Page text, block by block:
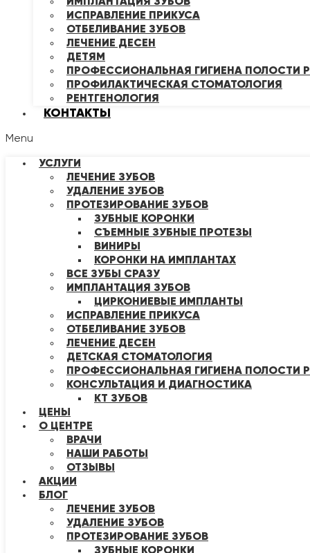
ИСПРАВЛЕНИЕ ПРИКУСА
ОТБЕЛИВАНИЕ ЗУБОВ
ЛЕЧЕНИЕ ДЕСЕН
ДЕТЯМ
ПРОФЕССИОНАЛЬНАЯ ГИГИЕНА ПОЛОСТИ
ПРОФИЛАКТИЧЕСКАЯ СТОМАТОЛОГИЯ
РЕНТГЕНОЛОГИЯ
КОНТАКТЫ
Menu
УСЛУГИ
ЛЕЧЕНИЕ ЗУБОВ
УДАЛЕНИЕ ЗУБОВ
ПРОТЕЗИРОВАНИЕ ЗУБОВ
ЗУБНЫЕ КОРОНКИ
СЪЕМНЫЕ ЗУБНЫЕ ПРОТЕЗЫ
ВИНИРЫ
КОРОНКИ НА ИМПЛАНТАХ
ВСЕ ЗУБЫ СРАЗУ
ИМПЛАНТАЦИЯ ЗУБОВ
ЦИРКОНИЕВЫЕ ИМПЛАНТЫ
ИСПРАВЛЕНИЕ ПРИКУСА
ОТБЕЛИВАНИЕ ЗУБОВ
ЛЕЧЕНИЕ ДЕСЕН
ДЕТСКАЯ СТОМАТОЛОГИЯ
ПРОФЕССИОНАЛЬНАЯ ГИГИЕНА ПОЛОСТИ
КОНСУЛЬТАЦИЯ И ДИАГНОСТИКА
КТ ЗУБОВ
ЦЕНЫ
О ЦЕНТРЕ
ВРАЧИ
НАШИ РАБОТЫ
ОТЗЫВЫ
АКЦИИ
БЛОГ
ЛЕЧЕНИЕ ЗУБОВ
УДАЛЕНИЕ ЗУБОВ
ПРОТЕЗИРОВАНИЕ ЗУБОВ